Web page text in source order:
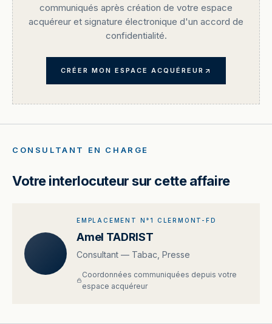
communiqués après création de votre espace
acquéreur et signature électronique d'un accord de
confidentialité.
CRÉER MON ESPACE ACQUÉREUR
CONSULTANT EN CHARGE
Votre interlocuteur sur cette affaire
EMPLACEMENT N°1 CLERMONT-FD
Amel TADRIST
Consultant — Tabac, Presse
Coordonnées communiquées depuis votre
espace acquéreur